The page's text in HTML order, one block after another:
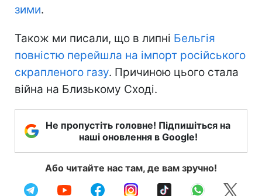
зими.
Також ми писали, що в липні Бельгія
повністю перейшла на імпорт російського
скрапленого газу. Причиною цього стала
війна на Близькому Сході.
Не пропустіть головне! Підпишіться на
наші оновлення в Google!
Або читайте нас там, де вам зручно!